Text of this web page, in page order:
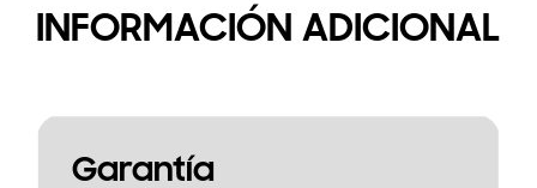
INFORMACIÓN ADICIONAL
Garantía